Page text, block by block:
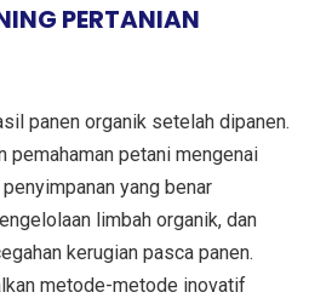
PERTANIAN
panen organik setelah dipanen.
pemahaman petani mengenai
yang benar
limbah organik, dan
kerugian pasca panen.
metode-metode inovatif